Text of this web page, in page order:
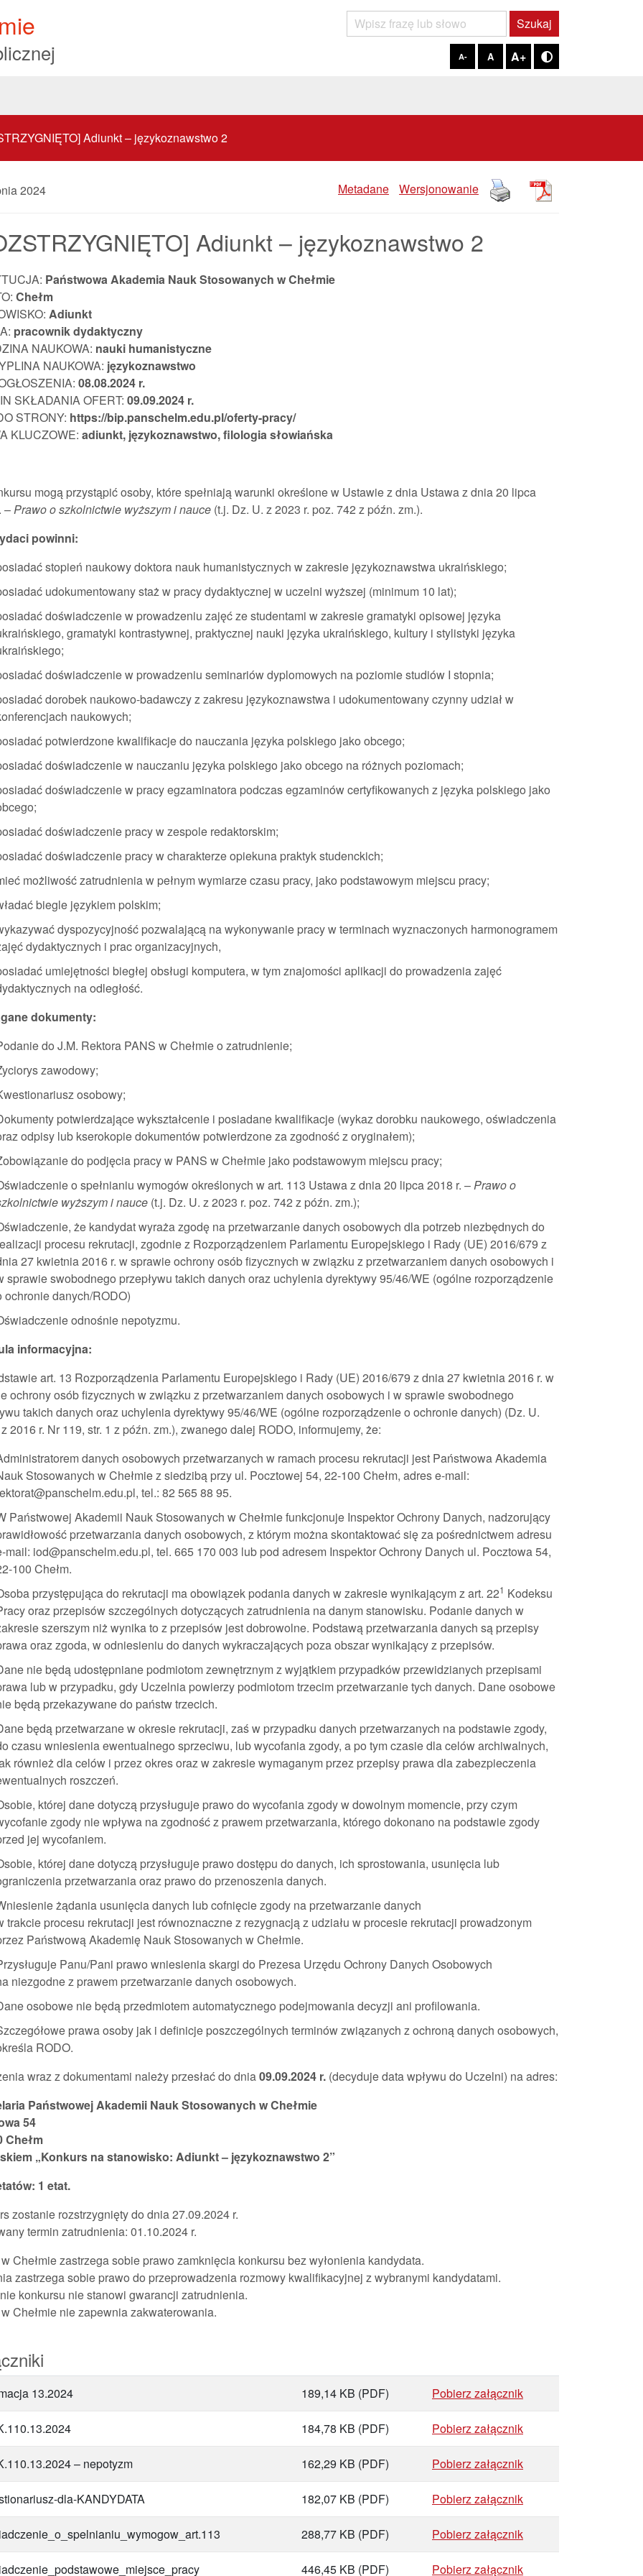
Szukaj Szukaj
A- A A+ Tryb kontrastowy
Adiunkt – językoznawstwo 2
2024 Metadane Wersjonowanie
Adiunkt – językoznawstwo 2
Państwowa Akademia Nauk Stosowanych w Chełmie
Chełm
Adiunkt
pracownikdydaktyczny
NAUKOWA: nauki humanistyczne
NAUKOWA: językoznawstwo
08.08.2024 r.
SKŁADANIA OFERT: 09.09.2024 r.
STRONY: https://bip.panschelm.edu.pl/oferty-pracy/
KLUCZOWE: adiunkt, językoznawstwo, filologia słowiańska
mogą przystąpić osoby, które spełniają warunki określone w Ustawie z dnia Ustawa z dnia 20 lipca
–Prawo o szkolnictwie wyższym i nauce (t.j. Dz. U. z 2023 r. poz. 742 z późn. zm.).
powinni:
stopień naukowy doktora nauk humanistycznych w zakresie językoznawstwa ukraińskiego;
udokumentowany staż w pracy dydaktycznej w uczelni wyższej (minimum 10 lat);
doświadczenie w prowadzeniu zajęć ze studentami w zakresie gramatyki opisowej języka
gramatyki kontrastywnej, praktycznej nauki języka ukraińskiego, kultury i stylistyki języka
doświadczenie w prowadzeniu seminariów dyplomowych na poziomie studiów I stopnia;
dorobek naukowo-badawczy z zakresu językoznawstwa i udokumentowany czynny udział w
naukowych;
potwierdzone kwalifikacje do nauczania języka polskiego jako obcego;
doświadczenie w nauczaniu języka polskiego jako obcego na różnych poziomach;
doświadczenie w pracy egzaminatora podczas egzaminów certyfikowanych z języka polskiego jako
doświadczenie pracy w zespole redaktorskim;
doświadczenie pracy w charakterze opiekuna praktyk studenckich;
możliwość zatrudnienia w pełnym wymiarze czasu pracy, jako podstawowym miejscu pracy;
biegle językiem polskim;
dyspozycyjność pozwalającą na wykonywanie pracy w terminach wyznaczonych harmonogramem
dydaktycznych i prac organizacyjnych,
umiejętności biegłej obsługi komputera, w tym znajomości aplikacji do prowadzenia zajęć
na odległość.
dokumenty:
do J.M. Rektora PANS w Chełmie o zatrudnienie;
zawodowy;
osobowy;
potwierdzające wykształcenie i posiadane kwalifikacje (wykaz dorobku naukowego, oświadczenia
odpisy lub kserokopie dokumentów potwierdzone za zgodność z oryginałem);
do podjęcia pracy w PANS w Chełmie jako podstawowym miejscu pracy;
o spełnianiu wymogów określonych w art. 113 Ustawa z dnia 20 lipca 2018 r. –Prawo o
wyższym i nauce (t.j. Dz. U. z 2023 r. poz. 742 z późn. zm.);
że kandydat wyraża zgodę na przetwarzanie danych osobowych dla potrzeb niezbędnych do
procesu rekrutacji, zgodnie z Rozporządzeniem Parlamentu Europejskiego i Rady (UE) 2016/679 z
27 kwietnia 2016 r. w sprawie ochrony osób fizycznych w związku z przetwarzaniem danych osobowych i
sprawie swobodnego przepływu takich danych oraz uchylenia dyrektywy 95/46/WE (ogólne rozporządzenie
ochronie danych/RODO)
odnośnie nepotyzmu.
informacyjna:
art. 13 Rozporządzenia Parlamentu Europejskiego i Rady (UE) 2016/679 z dnia 27 kwietnia 2016 r. w
ochrony osób fizycznych w związku z przetwarzaniem danych osobowych i w sprawie swobodnego
takich danych oraz uchylenia dyrektywy 95/46/WE (ogólne rozporządzenie o ochronie danych) (Dz. U.
2016 r. Nr 119, str. 1 z późn. zm.), zwanego dalej RODO, informujemy, że:
danych osobowych przetwarzanych w ramach procesu rekrutacji jest Państwowa Akademia
Stosowanych w Chełmie z siedzibą przy ul. Pocztowej 54, 22-100 Chełm, adres e-mail:
tel.: 82 565 88 95.
Państwowej Akademii Nauk Stosowanych w Chełmie funkcjonuje Inspektor Ochrony Danych, nadzorujący
przetwarzania danych osobowych, z którym można skontaktować się za pośrednictwem adresu
mail: iod@panschelm.edu.pl, tel. 665 170 003 lub pod adresem Inspektor Ochrony Danych ul. Pocztowa 54,
100 Chełm.
przystępująca do rekrutacji ma obowiązek podania danych w zakresie wynikającym z art. 221 Kodeksu
oraz przepisów szczególnych dotyczących zatrudnienia na danym stanowisku. Podanie danych w
szerszym niż wynika to z przepisów jest dobrowolne. Podstawą przetwarzania danych są przepisy
oraz zgoda, w odniesieniu do danych wykraczających poza obszar wynikający z przepisów.
nie będą udostępniane podmiotom zewnętrznym z wyjątkiem przypadków przewidzianych przepisami
lub w przypadku, gdy Uczelnia powierzy podmiotom trzecim przetwarzanie tych danych. Dane osobowe
będą przekazywane do państw trzecich.
będą przetwarzane w okresie rekrutacji, zaś w przypadku danych przetwarzanych na podstawie zgody,
czasu wniesienia ewentualnego sprzeciwu, lub wycofania zgody, a po tym czasie dla celów archiwalnych,
również dla celów i przez okres oraz w zakresie wymaganym przez przepisy prawa dla zabezpieczenia
roszczeń.
której dane dotyczą przysługuje prawo do wycofania zgody w dowolnym momencie, przy czym
zgody nie wpływa na zgodność z prawem przetwarzania, którego dokonano na podstawie zgody
jej wycofaniem.
której dane dotyczą przysługuje prawo dostępu do danych, ich sprostowania, usunięcia lub
przetwarzania oraz prawo do przenoszenia danych.
żądania usunięcia danych lub cofnięcie zgody na przetwarzanie danych
trakcie procesu rekrutacji jest równoznaczne z rezygnacją z udziału w procesie rekrutacji prowadzonym
Państwową Akademię Nauk Stosowanych w Chełmie.
Panu/Pani prawo wniesienia skargi do Prezesa Urzędu Ochrony Danych Osobowych
niezgodne z prawem przetwarzanie danych osobowych.
osobowe nie będą przedmiotem automatycznego podejmowania decyzji ani profilowania.
prawa osoby jak i definicje poszczególnych terminów związanych z ochroną danych osobowych,
RODO.
wraz z dokumentami należy przesłać do dnia09.09.2024 r. (decyduje data wpływu do Uczelni) na adres:
Państwowej Akademii Nauk Stosowanych w Chełmie
54
Chełm
„Konkurs na stanowisko: Adiunkt – językoznawstwo 2”
1 etat.
zostanie rozstrzygnięty do dnia 27.09.2024 r.
termin zatrudnienia: 01.10.2024 r.
Chełmie zastrzega sobie prawo zamknięcia konkursu bez wyłonienia kandydata.
zastrzega sobie prawo do przeprowadzenia rozmowy kwalifikacyjnej z wybranymi kandydatami.
konkursu nie stanowi gwarancji zatrudnienia.
Chełmie nie zapewnia zakwaterowania.
13.2024 189,14 KB (PDF) Pobierz załącznik
184,78 KB (PDF) Pobierz załącznik
– nepotyzm 162,29 KB (PDF) Pobierz załącznik
dla-KANDYDATA 182,07 KB (PDF) Pobierz załącznik
288,77 KB (PDF) Pobierz załącznik
446,45 KB (PDF) Pobierz załącznik